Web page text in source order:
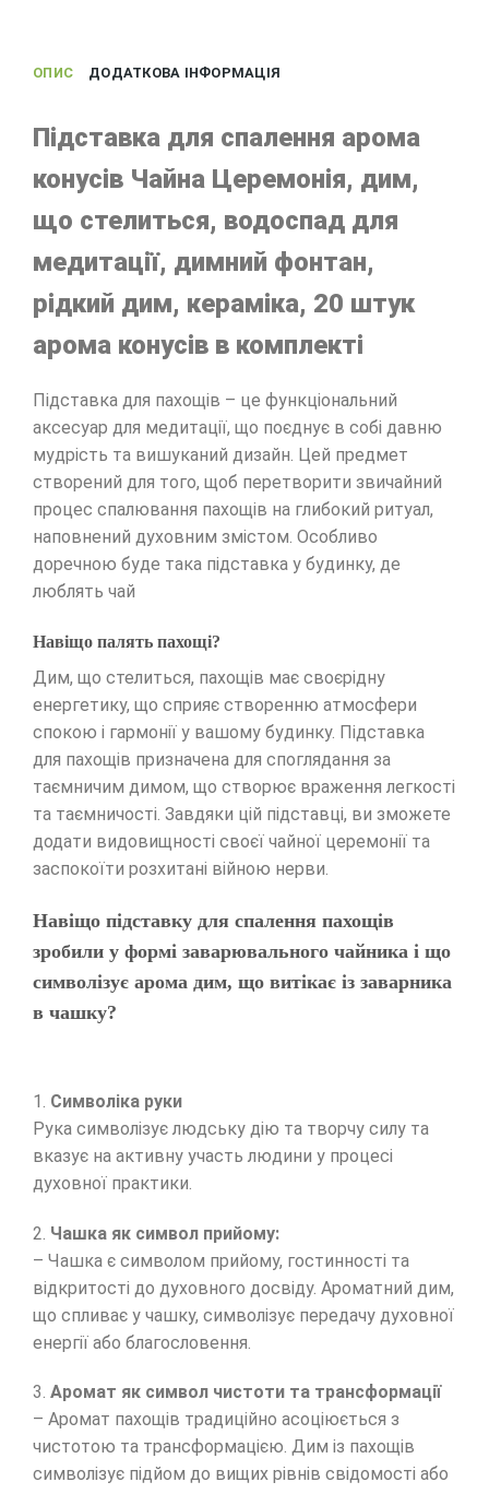
ОПИС ДОДАТКОВА ІНФОРМАЦІЯ
Підставка для спалення арома
конусів Чайна Церемонія, дим,
що стелиться, водоспад для
медитації, димний фонтан,
рідкий дим, кераміка, 20 штук
арома конусів в комплекті
Підставка для пахощів – це функціональний
аксесуар для медитації, що поєднує в собі давню
мудрість та вишуканий дизайн. Цей предмет
створений для того, щоб перетворити звичайний
процес спалювання пахощів на глибокий ритуал,
наповнений духовним змістом. Особливо
доречною буде така підставка у будинку, де
люблять чай
Навіщо палять пахощі?
Дим, що стелиться, пахощів має своєрідну
енергетику, що сприяє створенню атмосфери
спокою і гармонії у вашому будинку. Підставка
для пахощів призначена для споглядання за
таємничим димом, що створює враження легкості
та таємничості. Завдяки цій підставці, ви зможете
додати видовищності своєї чайної церемонії та
заспокоїти розхитані війною нерви.
Навіщо підставку для спалення пахощів
зробили у формі заварювального чайника і що
символізує арома дим, що витікає із заварника
в чашку?
1. Символіка руки
Рука символізує людську дію та творчу силу та
вказує на активну участь людини у процесі
духовної практики.
2. Чашка як символ прийому:
– Чашка є символом прийому, гостинності та
відкритості до духовного досвіду. Ароматний дим,
що спливає у чашку, символізує передачу духовної
енергії або благословення.
3. Аромат як символ чистоти та трансформації
– Аромат пахощів традиційно асоціюється з
чистотою та трансформацією. Дим із пахощів
символізує підйом до вищих рівнів свідомості або